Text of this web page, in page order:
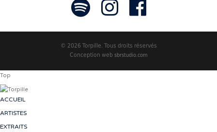
© 2026 Torpille. Tous droits réservés
Conception web sbrstudio.com
Top
ACCUEIL
ARTISTES
EXTRAITS